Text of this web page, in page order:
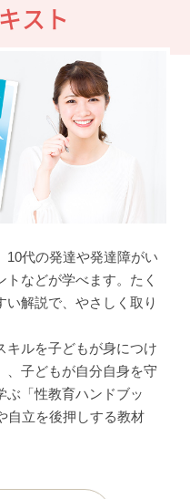
スト
10代の発達や発達障がい
などが学べます。たく
い解説で、やさしく取り
キルを子どもが身につけ
、子どもが自分自身を守
ぶ「性教育ハンドブッ
自立を後押しする教材